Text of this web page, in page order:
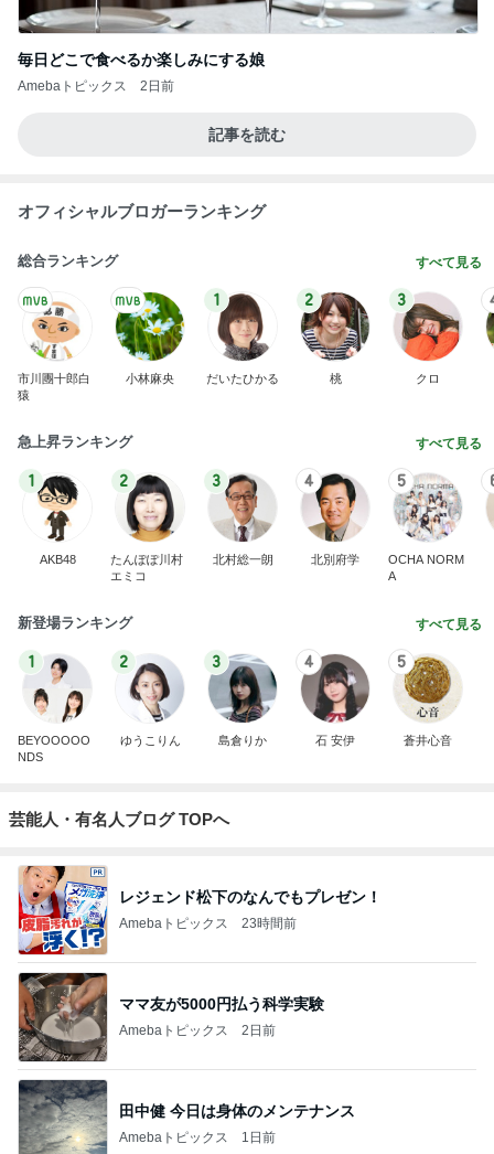
毎日どこで食べるか楽しみにする娘
Amebaトピックス 2日前
記事を読む
オフィシャルブロガーランキング
総合ランキング すべて見る
市川團十郎白
猿
小林麻央
1
だいたひかる
2
桃
3
クロ
急上昇ランキング すべて見る
1
AKB48
2
たんぽぽ川村
エミコ
3
北村総一朗
4
北別府学
5
OCHA NORM
A
新登場ランキング すべて見る
1
BEYOOOOO
NDS
2
ゆうこりん
3
島倉りか
4
石 安伊
5
蒼井心音
芸能人・有名人ブログ TOPへ
レジェンド松下のなんでもプレゼン！
Amebaトピックス 23時間前
ママ友が5000円払う科学実験
Amebaトピックス 2日前
田中健 今日は身体のメンテナンス
Amebaトピックス 1日前